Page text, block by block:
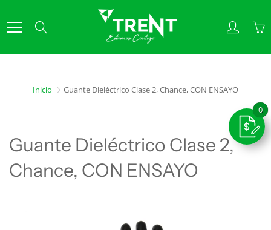
to
Content
Inicio Guante Dieléctrico Clase 2, Chance, CON ENSAYO
Guante Dieléctrico Clase 2,
Chance, CON ENSAYO